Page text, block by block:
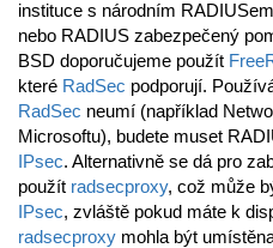
instituce s národním
nebo RADIUS zabezpečený
BSD doporučujeme použít
které RadSec podporují.
RadSec neumí (například
Microsoftu), budete muset
IPsec. Alternativně se dá pro
použít radsecproxy, což může
IPsec, zvláště pokud máte k
radsecproxy mohla být